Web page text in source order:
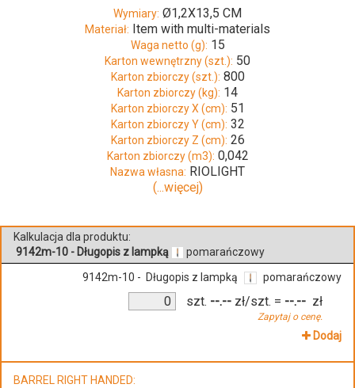
Wymiary: Ø1,2X13,5 CM
Materiał: Item with multi-materials
Waga netto (g): 15
Karton wewnętrzny (szt.): 50
Karton zbiorczy (szt.): 800
Karton zbiorczy (kg): 14
Karton zbiorczy X (cm): 51
Karton zbiorczy Y (cm): 32
Karton zbiorczy Z (cm): 26
Karton zbiorczy (m3): 0,042
Nazwa własna: RIOLIGHT
(...więcej)
Kalkulacja dla produktu:
9142m-10 - Długopis z lampką
pomarańczowy
9142m-10 - Długopis z lampką pomarańczowy
szt. --.-- zł/szt.
Zapytaj o cenę.
= --.-- zł
Dodaj
BARREL RIGHT HANDED: